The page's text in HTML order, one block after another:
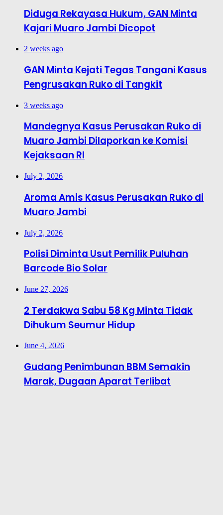
Diduga Rekayasa Hukum, GAN Minta
Kajari Muaro Jambi Dicopot
2 weeks ago
GAN Minta Kejati Tegas Tangani Kasus
Pengrusakan Ruko di Tangkit
3 weeks ago
Mandegnya Kasus Perusakan Ruko di
Muaro Jambi Dilaporkan ke Komisi
Kejaksaan RI
July 2, 2026
Aroma Amis Kasus Perusakan Ruko di
Muaro Jambi
July 2, 2026
Polisi Diminta Usut Pemilik Puluhan
Barcode Bio Solar
June 27, 2026
2 Terdakwa Sabu 58 Kg Minta Tidak
Dihukum Seumur Hidup
June 4, 2026
Gudang Penimbunan BBM Semakin
Marak, Dugaan Aparat Terlibat